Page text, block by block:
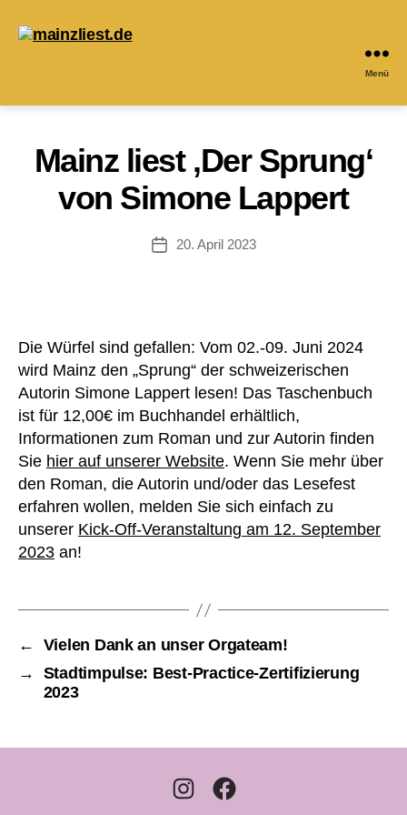
Menü
Mainz liest ‚Der Sprung‘
von Simone Lappert
Veröffentlichungsdatum
20. April 2023
Die Würfel sind gefallen: Vom 02.-09. Juni 2024
wird Mainz den „Sprung“ der schweizerischen
Autorin Simone Lappert lesen! Das Taschenbuch
ist für 12,00€ im Buchhandel erhältlich,
Informationen zum Roman und zur Autorin finden
Sie hier auf unserer Website. Wenn Sie mehr über
den Roman, die Autorin und/oder das Lesefest
erfahren wollen, melden Sie sich einfach zu
unserer Kick-Off-Veranstaltung am 12. September
2023 an!
←
Vielen Dank an unser Orgateam!
→
Stadtimpulse: Best-Practice-Zertifizierung
2023
InstagramFacebook